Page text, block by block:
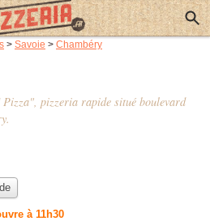
> Savoie > Chambéry
pizzeria rapide situé boulevard
à 11h30